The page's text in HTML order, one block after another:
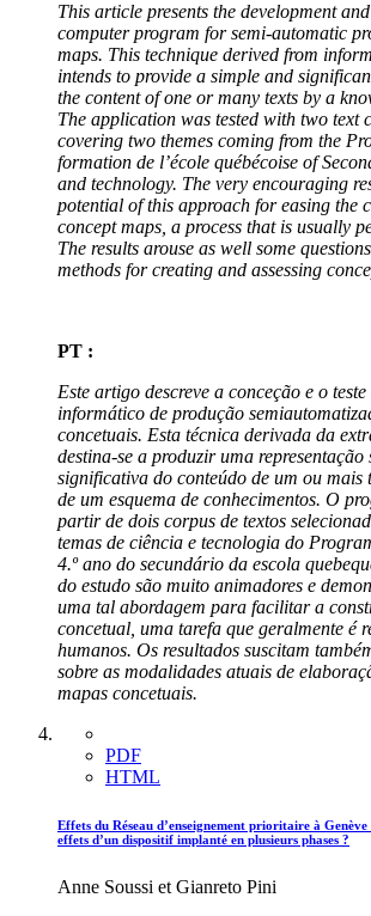
This article presents the development
computer program for semi-automatic
maps. This technique derived from
intends to provide a simple and
the content of one or many texts by a
The application was tested with two text
covering two themes coming from the
formation de l’école québécoise of
and technology. The very encouraging
potential of this approach for easing the
concept maps, a process that is usually
The results arouse as well some
methods for creating and assessing
PT :
Este artigo descreve a conceção e o
informático de produção
concetuais. Esta técnica derivada da
destina-se a produzir uma representação
significativa do conteúdo de um ou mais
de um esquema de conhecimentos. O
partir de dois corpus de textos
temas de ciência e tecnologia do
4.º ano do secundário da escola
do estudo são muito animadores e
uma tal abordagem para facilitar a
concetual, uma tarefa que geralmente é
humanos. Os resultados suscitam
sobre as modalidades atuais de
mapas concetuais.
PDF
HTML
Effets du Réseau d’enseignement prioritaire à
effets d’un dispositif implanté en plusieurs phases ?
Anne Soussi et Gianreto Pini